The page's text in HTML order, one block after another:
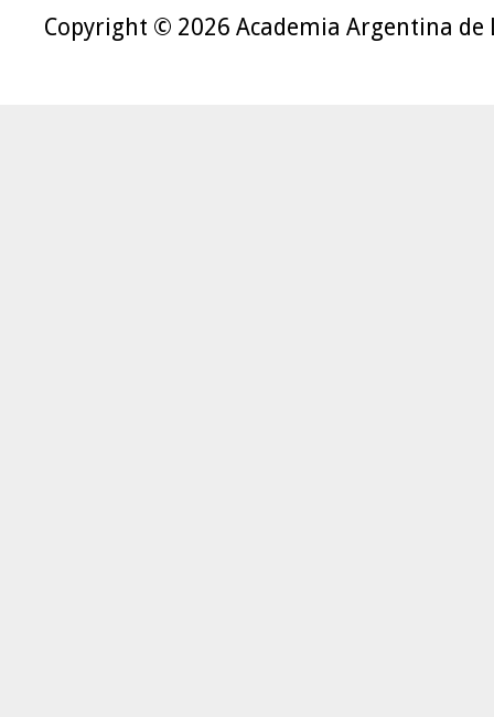
Copyright © 2026 Academia Argentina de